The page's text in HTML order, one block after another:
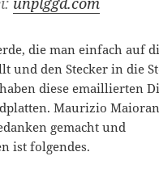
die man einfach auf
und den Stecker in die
diese emaillierten
Maurizio
gemacht und
ist folgendes.